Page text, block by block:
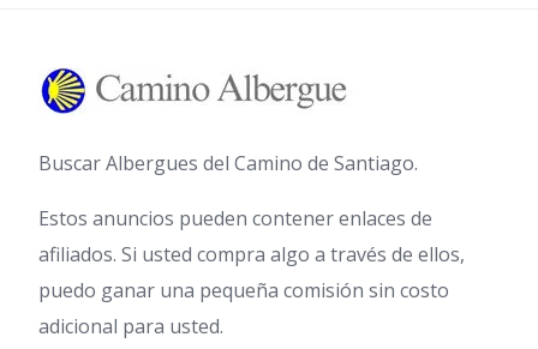
Buscar Albergues del Camino de Santiago.
Estos anuncios pueden contener enlaces de
afiliados. Si usted compra algo a través de ellos,
puedo ganar una pequeña comisión sin costo
adicional para usted.